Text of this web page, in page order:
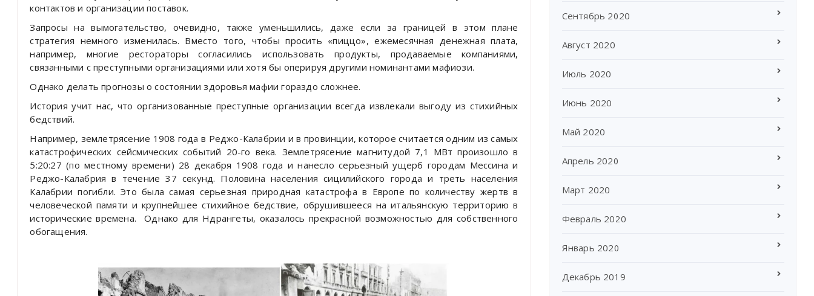
контактов и организации поставок.
Запросы на вымогательство, очевидно, также уменьшились, даже если за границей в этом плане
стратегия немного изменилась. Вместо того, чтобы просить «пиццо», ежемесячная денежная плата,
например, многие рестораторы согласились использовать продукты, продаваемые компаниями,
связанными с преступными организациями или хотя бы оперируя другими номинантами мафиози.
Однако делать прогнозы о состоянии здоровья мафии гораздо сложнее.
История учит нас, что организованные преступные организации всегда извлекали выгоду из стихийных
бедствий.
Например, землетрясение 1908 года в Реджо-Калабрии и в провинции, которое считается одним из самых
катастрофических сейсмических событий 20-го века. Землетрясение магнитудой 7,1 МВт произошло в
5:20:27 (по местному времени) 28 декабря 1908 года и нанесло серьезный ущерб городам Мессина и
Реджо-Калабрия в течение 37 секунд. Половина населения сицилийского города и треть населения
Калабрии погибли. Это была самая серьезная природная катастрофа в Европе по количеству жертв в
человеческой памяти и крупнейшее стихийное бедствие, обрушившееся на итальянскую территорию в
исторические времена. Однако для Ндрангеты, оказалось прекрасной возможностью для собственного
обогащения.
Сентябрь 2020
Август 2020
Июль 2020
Июнь 2020
Май 2020
Апрель 2020
Март 2020
Февраль 2020
Январь 2020
Декабрь 2019